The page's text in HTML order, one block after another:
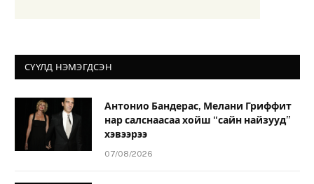
СҮҮЛД НЭМЭГДСЭН
Антонио Бандерас, Мелани Гриффит
нар салснаасаа хойш “сайн найзууд”
хэвээрээ
07/08/2026